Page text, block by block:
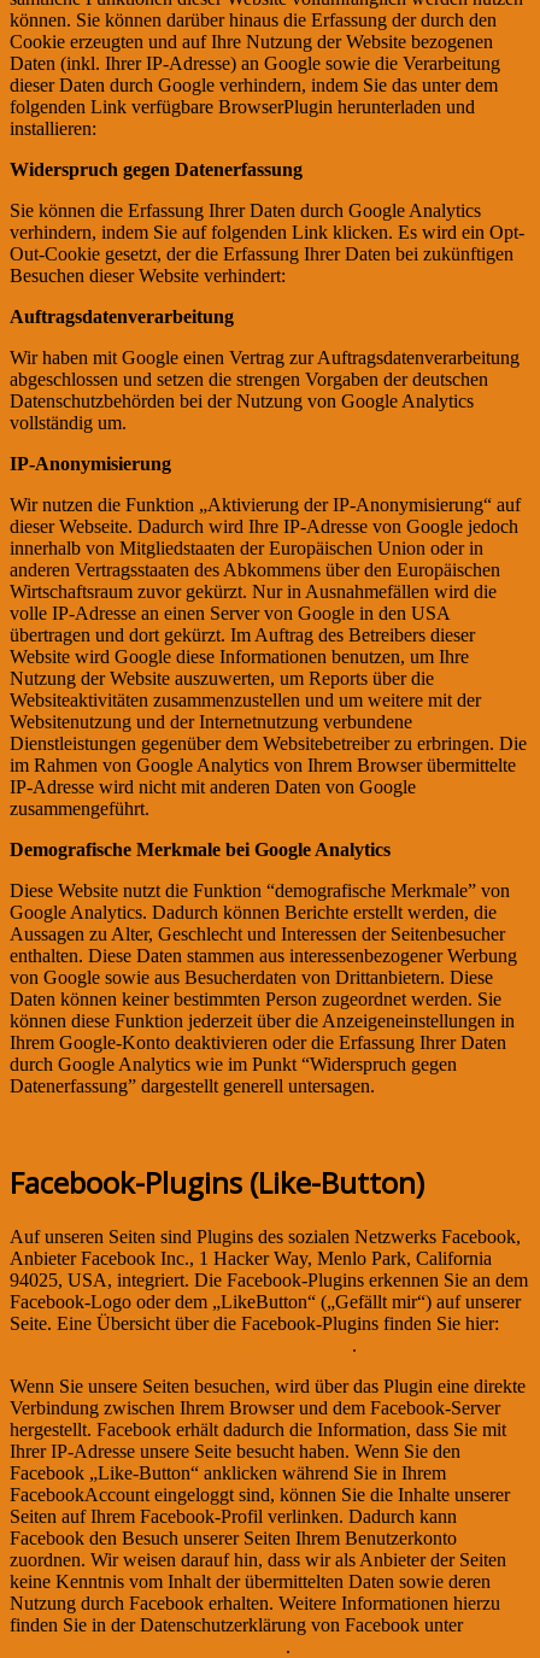
können. Sie können darüber hinaus die Erfassung der durch den
Cookie erzeugten und auf Ihre Nutzung der Website bezogenen
Daten (inkl. Ihrer IP-Adresse) an Google sowie die Verarbeitung
dieser Daten durch Google verhindern, indem Sie das unter dem
folgenden Link verfügbare BrowserPlugin herunterladen und
installieren:
Widerspruch gegen Datenerfassung
Sie können die Erfassung Ihrer Daten durch Google Analytics
verhindern, indem Sie auf folgenden Link klicken. Es wird ein Opt-
Out-Cookie gesetzt, der die Erfassung Ihrer Daten bei zukünftigen
Besuchen dieser Website verhindert:
Auftragsdatenverarbeitung
Wir haben mit Google einen Vertrag zur Auftragsdatenverarbeitung
abgeschlossen und setzen die strengen Vorgaben der deutschen
Datenschutzbehörden bei der Nutzung von Google Analytics
vollständig um.
IP-Anonymisierung
Wir nutzen die Funktion „Aktivierung der IP-Anonymisierung“ auf
dieser Webseite. Dadurch wird Ihre IP-Adresse von Google jedoch
innerhalb von Mitgliedstaaten der Europäischen Union oder in
anderen Vertragsstaaten des Abkommens über den Europäischen
Wirtschaftsraum zuvor gekürzt. Nur in Ausnahmefällen wird die
volle IP-Adresse an einen Server von Google in den USA
übertragen und dort gekürzt. Im Auftrag des Betreibers dieser
Website wird Google diese Informationen benutzen, um Ihre
Nutzung der Website auszuwerten, um Reports über die
Websiteaktivitäten zusammenzustellen und um weitere mit der
Websitenutzung und der Internetnutzung verbundene
Dienstleistungen gegenüber dem Websitebetreiber zu erbringen. Die
im Rahmen von Google Analytics von Ihrem Browser übermittelte
IP-Adresse wird nicht mit anderen Daten von Google
zusammengeführt.
Demografische Merkmale bei Google Analytics
Diese Website nutzt die Funktion “demografische Merkmale” von
Google Analytics. Dadurch können Berichte erstellt werden, die
Aussagen zu Alter, Geschlecht und Interessen der Seitenbesucher
enthalten. Diese Daten stammen aus interessenbezogener Werbung
von Google sowie aus Besucherdaten von Drittanbietern. Diese
Daten können keiner bestimmten Person zugeordnet werden. Sie
können diese Funktion jederzeit über die Anzeigeneinstellungen in
Ihrem Google-Konto deaktivieren oder die Erfassung Ihrer Daten
durch Google Analytics wie im Punkt “Widerspruch gegen
Datenerfassung” dargestellt generell untersagen.
Facebook-Plugins (Like-Button)
Auf unseren Seiten sind Plugins des sozialen Netzwerks Facebook,
Anbieter Facebook Inc., 1 Hacker Way, Menlo Park, California
94025, USA, integriert. Die Facebook-Plugins erkennen Sie an dem
Facebook-Logo oder dem „LikeButton“ („Gefällt mir“) auf unserer
Seite. Eine Übersicht über die Facebook-Plugins finden Sie hier:
.
Wenn Sie unsere Seiten besuchen, wird über das Plugin eine direkte
Verbindung zwischen Ihrem Browser und dem Facebook-Server
hergestellt. Facebook erhält dadurch die Information, dass Sie mit
Ihrer IP-Adresse unsere Seite besucht haben. Wenn Sie den
Facebook „Like-Button“ anklicken während Sie in Ihrem
FacebookAccount eingeloggt sind, können Sie die Inhalte unserer
Seiten auf Ihrem Facebook-Profil verlinken. Dadurch kann
Facebook den Besuch unserer Seiten Ihrem Benutzerkonto
zuordnen. Wir weisen darauf hin, dass wir als Anbieter der Seiten
keine Kenntnis vom Inhalt der übermittelten Daten sowie deren
Nutzung durch Facebook erhalten. Weitere Informationen hierzu
finden Sie in der Datenschutzerklärung von Facebook unter
.